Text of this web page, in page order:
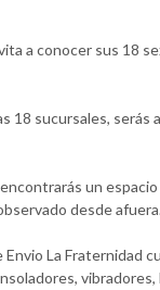
a conocer sus 18
18 sucursales,
un
desde
La Fraternidad